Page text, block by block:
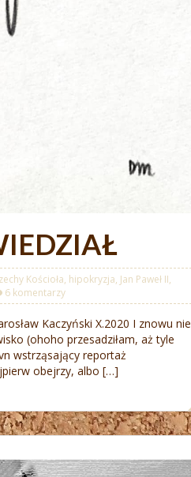
Kościoła, hipokryzja, Jan Paweł II,
6 komentarzy
Kaczyński X.2020 I znowu nie
(ohoho przesadziłam, aż tyle
wstrząsający reportaż
obejrzy, albo […]